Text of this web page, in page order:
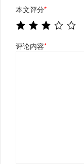
本文评分*
评论内容*